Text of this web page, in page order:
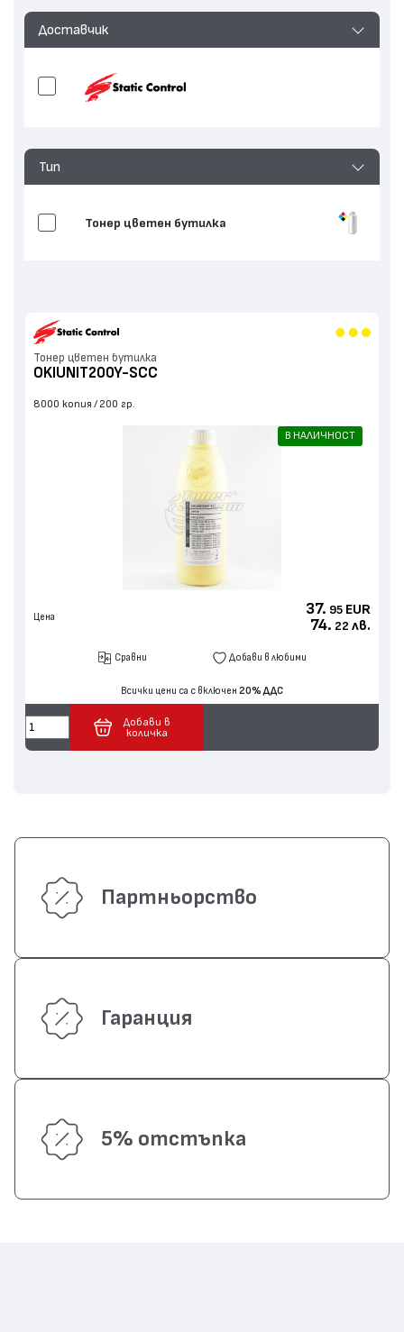
Доставчик
Тип
Тонер цветен бутилка
Тонер цветен бутилка
OKIUNIT200Y-SCC
8000 копия 200 гр.
В НАЛИЧНОСТ
Цена 37. 95 EUR
74. 22 лв.
Сравни Добави в любими
Всички цени са с включен 20% ДДС
Добави в
количка
Партньорство
Гаранция
5% отстъпка